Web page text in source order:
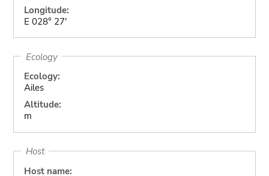
Longitude:
E 028° 27'
Ecology
Ecology:
Ailes
Altitude:
m
Host
Host name: